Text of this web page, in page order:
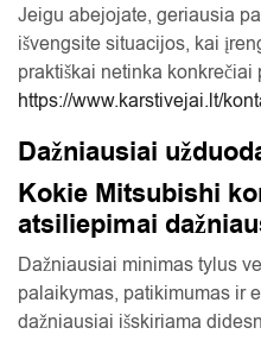
Jeigu abejojate, geriausia
išvengsite situacijos, kai
praktiškai netinka konkrečiai
https://www.karstivejai.lt/
Dažniausiai
Kokie Mitsubishi
atsiliepimai
Dažniausiai minimas tylus
palaikymas, patikimumas ir
dažniausiai išskiriama